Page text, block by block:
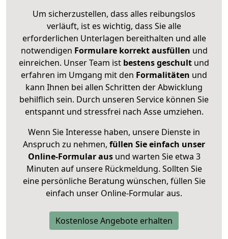
Um sicherzustellen, dass alles reibungslos
verläuft, ist es wichtig, dass Sie alle
erforderlichen Unterlagen bereithalten und alle
notwendigen Formulare korrekt ausfüllen und
einreichen. Unser Team ist bestens geschult und
erfahren im Umgang mit den Formalitäten und
kann Ihnen bei allen Schritten der Abwicklung
behilflich sein. Durch unseren Service können Sie
entspannt und stressfrei nach Asse umziehen.
Wenn Sie Interesse haben, unsere Dienste in
Anspruch zu nehmen, füllen Sie einfach unser
Online-Formular ausund warten Sie etwa 3
Minuten auf unsere Rückmeldung. Sollten Sie
eine persönliche Beratung wünschen, füllen Sie
einfach unser Online-Formular aus.
Kostenlose Angebote erhalten